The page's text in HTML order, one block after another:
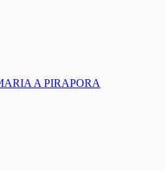
A PIRAPORA